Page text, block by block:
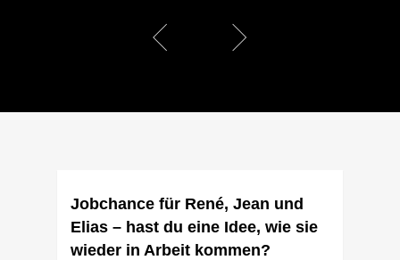
Jobchance für René, Jean und
Elias – hast du eine Idee, wie sie
wieder in Arbeit kommen?